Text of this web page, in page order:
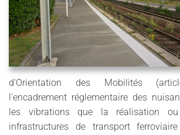
d'Orientation des Mobilités
l'encadrement réglementaire des
les vibrations que la réalisation ou
infrastructures de transport